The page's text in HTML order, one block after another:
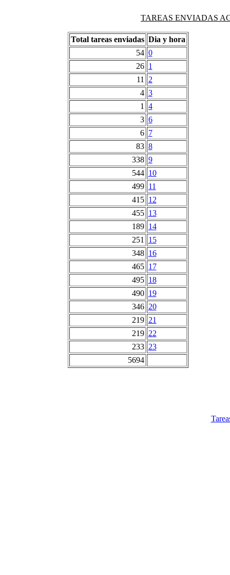
TAREAS ENVIADAS
Total tareas enviadas Dia y hora
54 0
26 1
11
2
4 3
1
4
3 6
6 7
83 8
338 9
544 10
499 11
415 12
455 13
189 14
251
15
348 16
465 17
495 18
490 19
346 20
219 21
219 22
233 23
5694